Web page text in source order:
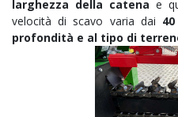
larghezza della catena e
velocità di scavo varia dai
profondità e al tipo di